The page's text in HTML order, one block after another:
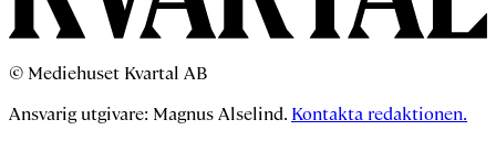
© Mediehuset Kvartal AB
Ansvarig utgivare: Magnus Alselind. Kontakta redaktionen.